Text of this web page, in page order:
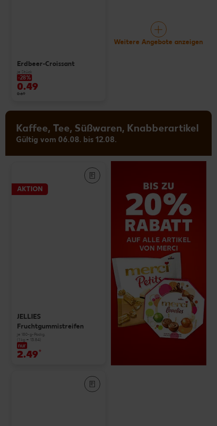
Erdbeer-Croissant
je Stück
-28%
0.49
0.69
Weitere Angebote anzeigen
Kaffee, Tee, Süßwaren, Knabberartikel
Gültig vom 06.08. bis 12.08.
AKTION
JELLIES
Fruchtgummistreifen
je 180-g-Packg.
(1 kg = 13.84)
nur
2.49*